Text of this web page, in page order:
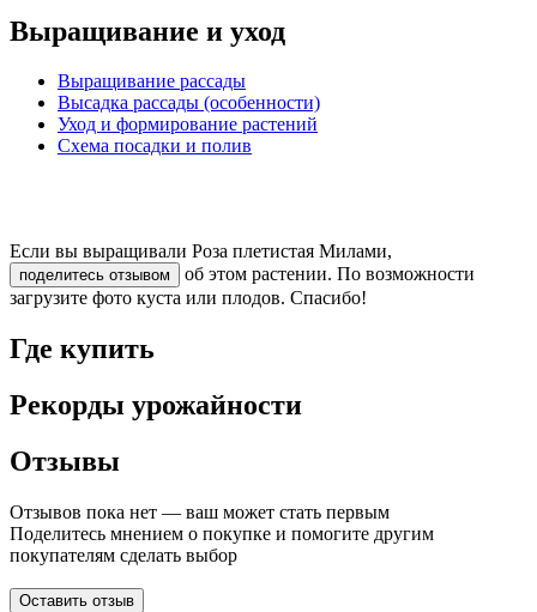
Выращивание и уход
Выращивание рассады
Высадка рассады (особенности)
Уход и формирование растений
Схема посадки и полив
Если вы выращивали Роза плетистая Милами,
поделитесь отзывом
об этом растении. По возможности
загрузите фото куста или плодов. Спасибо!
Где купить
Рекорды урожайности
Отзывы
Отзывов пока нет — ваш может стать первым
Поделитесь мнением о покупке и помогите другим
покупателям сделать выбор
Оставить отзыв